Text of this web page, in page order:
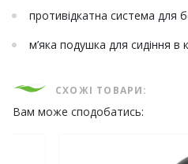
противідкатна система для
м’яка подушка для сидіння в
СХОЖІ ТОВАРИ:
Вам може сподобатись: